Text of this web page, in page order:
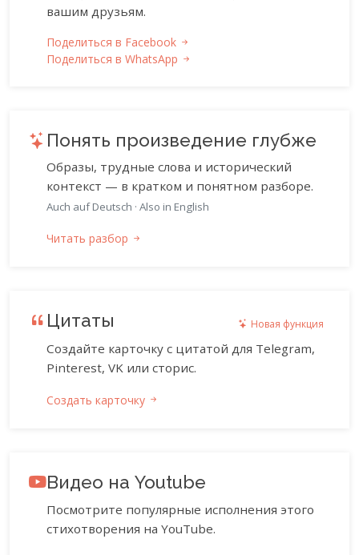
вашим друзьям.
Поделиться в Facebook
Поделиться в WhatsApp
Понять произведение глубже
Образы, трудные слова и исторический
контекст — в кратком и понятном разборе.
Auch auf Deutsch · Also in English
Читать разбор
Цитаты Новая функция
Создайте карточку с цитатой для Telegram,
Pinterest, VK или сторис.
Создать карточку
Видео на Youtube
Посмотрите популярные исполнения этого
стихотворения на YouTube.